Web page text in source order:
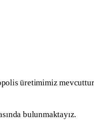
üretimimiz
bulunmaktayız.